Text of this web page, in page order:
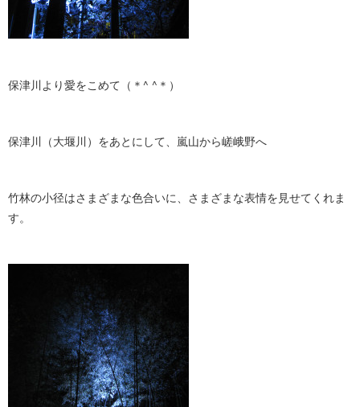
保津川より愛をこめて（＊^ ^＊）
保津川（大堰川）をあとにして、嵐山から嵯峨野へ
竹林の小径はさまざまな色合いに、さまざまな表情を見せてくれま
す。